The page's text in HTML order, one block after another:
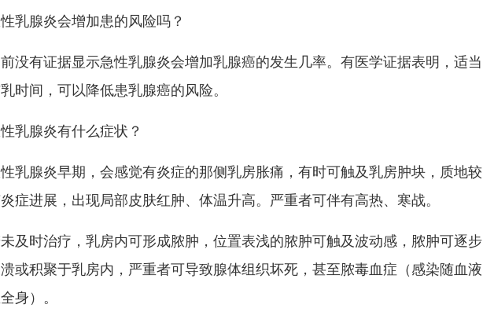
腺炎会增加患的风险吗？
有证据显示急性乳腺炎会增加乳腺癌的发生几率。有医学证据表明，适当
时间，可以降低患乳腺癌的风险。
腺炎有什么症状？
腺炎早期，会感觉有炎症的那侧乳房胀痛，有时可触及乳房肿块，质地较
症进展，出现局部皮肤红肿、体温升高。严重者可伴有高热、寒战。
时治疗，乳房内可形成脓肿，位置表浅的脓肿可触及波动感，脓肿可逐步
或积聚于乳房内，严重者可导致腺体组织坏死，甚至脓毒血症（感染随血液
身）。